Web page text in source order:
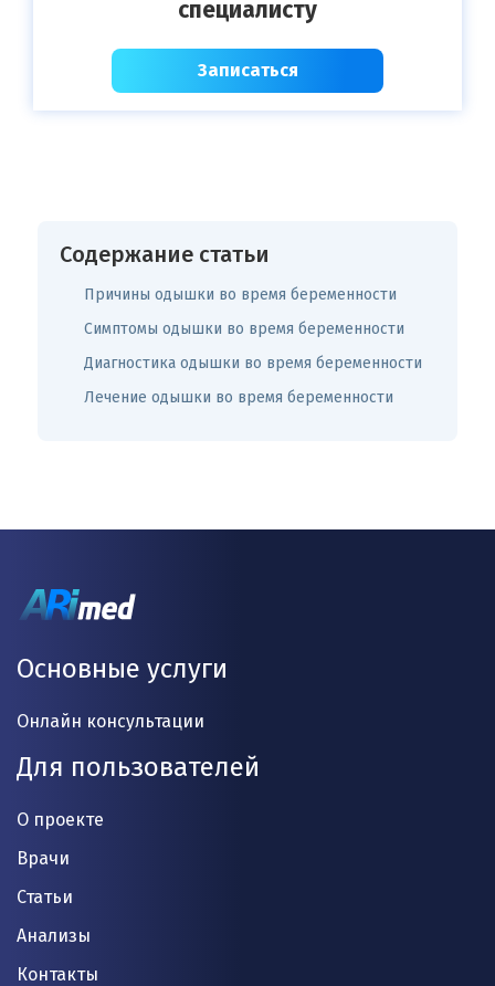
специалисту
Записаться
Содержание статьи
Причины одышки во время беременности
Симптомы одышки во время беременности
Диагностика одышки во время беременности
Лечение одышки во время беременности
Основные услуги
Онлайн консультации
Для пользователей
О проекте
Врачи
Статьи
Анализы
Контакты